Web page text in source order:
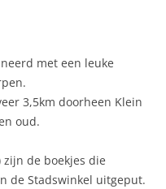
met een leuke
3,5km doorheen Klein
oud.
de boekjes die
de Stadswinkel uitgeput.